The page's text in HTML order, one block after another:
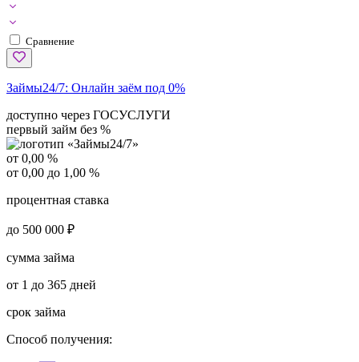
Сравнение
Займы24/7: Онлайн заём под 0%
доступно через ГОСУСЛУГИ
первый займ без %
от 0,00 %
от 0,00 до 1,00 %
процентная ставка
до 500 000 ₽
сумма займа
от 1 до 365 дней
срок займа
Способ получения: